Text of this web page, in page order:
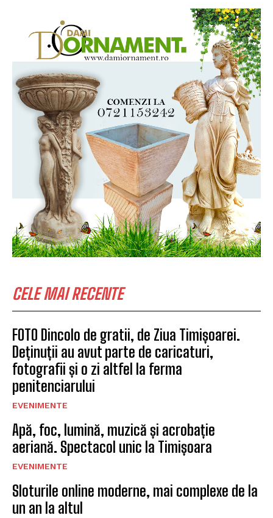
CELE MAI RECENTE
FOTO Dincolo de gratii, de Ziua Timișoarei.
Deținuții au avut parte de caricaturi,
fotografii și o zi altfel la ferma
penitenciarului
EVENIMENTE
Apă, foc, lumină, muzică și acrobație
aeriană. Spectacol unic la Timișoara
EVENIMENTE
Sloturile online moderne, mai complexe de la
un an la altul